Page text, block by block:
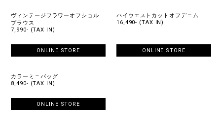
ヴィンテージフラワーオフショル
ブラウス
7,990- (TAX IN)
ONLINE STORE
ハイウエストカットオフデニム
16,490- (TAX IN)
ONLINE STORE
カラーミニバッグ
8,490- (TAX IN)
ONLINE STORE